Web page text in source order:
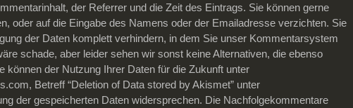
der Referrer und die Zeit des Eintrags. Sie können gerne
oder auf die Eingabe des Namens oder der Emailadresse verzichten. Sie
der Daten komplett verhindern, in dem Sie unser Kommentarsystem
schade, aber leider sehen wir sonst keine Alternativen, die ebenso
können der Nutzung Ihrer Daten für die Zukunft unter
Betreff “Deletion of Data stored by Akismet” unter
der gespeicherten Daten widersprechen. Die Nachfolgekommentare